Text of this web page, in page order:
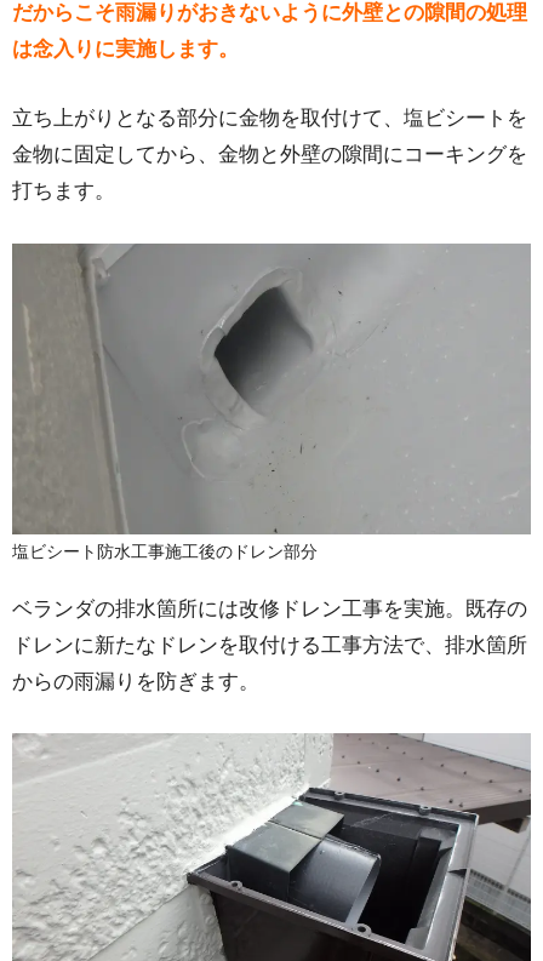
だからこそ雨漏りがおきないように外壁との隙間の処理
は念入りに実施します。
立ち上がりとなる部分に金物を取付けて、塩ビシートを
金物に固定してから、金物と外壁の隙間にコーキングを
打ちます。
塩ビシート防水工事施工後のドレン部分
ベランダの排水箇所には改修ドレン工事を実施。既存の
ドレンに新たなドレンを取付ける工事方法で、排水箇所
からの雨漏りを防ぎます。